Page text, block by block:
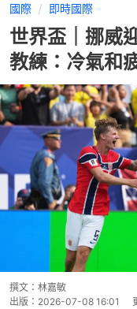
國際 即時國際
世界盃｜挪威
教練：冷氣和
撰文： 林嘉敏
出版： 2026-07-08 16:01